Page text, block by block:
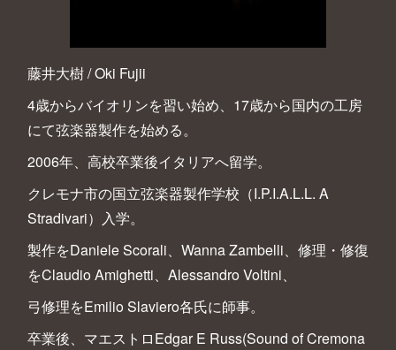
藤井大樹 / Oki Fujii
4歳からバイオリンを習い始め、17歳から国内の工房
にて弦楽器製作を始める。
2006年、高校卒業後イタリアへ留学。
クレモナ市の国立弦楽器製作学校（I.P.I.A.L.L. A
Stradivari）入学。
製作をDaniele Scorali、Wanna Zambelli、修理・修復
をClaudio Amighetti、Alessandro Voltini、
弓修理をEmilio Slaviero各氏に師事。
卒業後、マエストロEdgar E Russ(Sound of Cremona